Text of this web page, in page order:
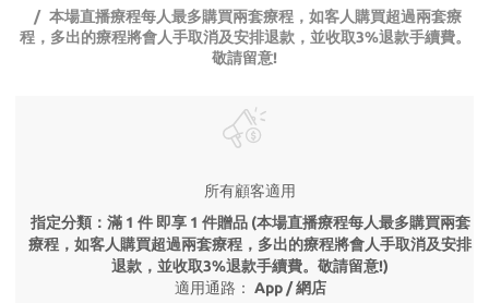
本場直播療程每人最多購買兩套療程，如客人購買超過兩套療
程，多出的療程將會人手取消及安排退款，並收取3%退款手續費。
敬請留意!
所有顧客適用
指定分類：滿 1 件 即享 1 件贈品 (本場直播療程每人最多購買兩套
療程，如客人購買超過兩套療程，多出的療程將會人手取消及安排
退款，並收取3%退款手續費。敬請留意!)
適用通路： App / 網店